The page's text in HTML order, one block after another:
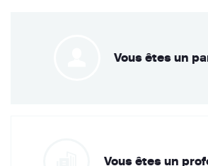
Vous êtes un
Vous êtes un